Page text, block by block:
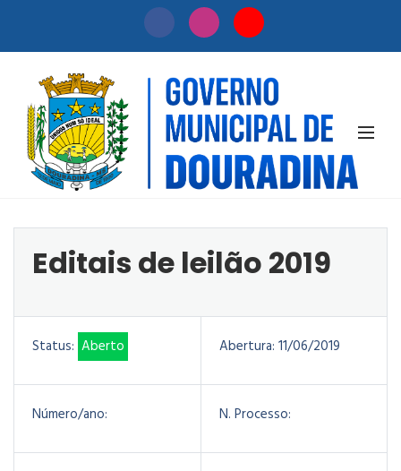
Início
/
Licitação
/
Editais de
leilão
2019
Editais de leilão 2019
Status: Aberto Abertura: 11/06/2019
Número/ano: N. Processo: